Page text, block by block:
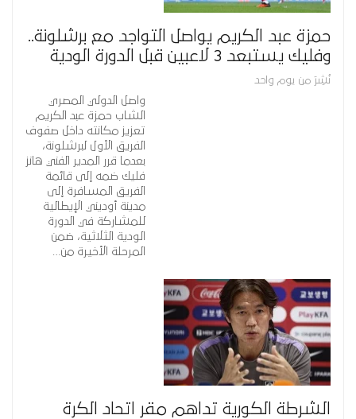
حمزة عبد الكريم يواصل التواجد مع برشلونة..
وفليك يستبعد 3 لاعبين قبل الدورة الودية
نُشِرَ من يوم واحد
واصل الدولي المصري
الشاب حمزة عبد الكريم
تعزيز مكانته داخل صفوف
الفريق الأول لبرشلونة،
بعدما قرر المدير الفني هانز
فليك ضمه إلى قائمة
الفريق المسافرة إلى
مدينة أوديني الإيطالية
للمشاركة في الدورة
الودية الثلاثية، ضمن
المرحلة الأخيرة من…
الشرطة الكورية تداهم مقر اتحاد الكرة